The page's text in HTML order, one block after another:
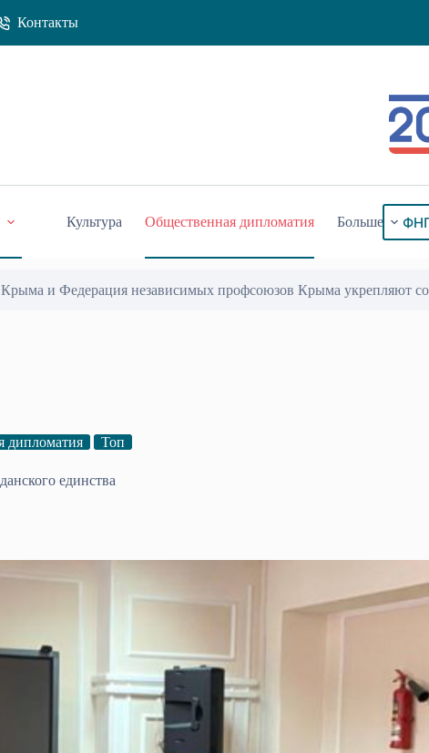
Контакты
Культура Общественная дипломатия Больше
и Федерация независимых профсоюзов Крыма укрепляют
дипломатия Топ
единства